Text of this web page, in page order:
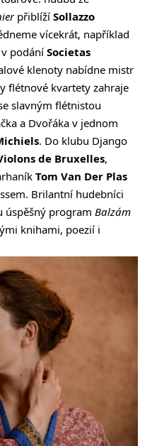
přiblíží Sollazzo
vícekrát, například
podání Societas
klenoty nabídne mistr
flétnové kvartety zahraje
slavným flétnistou
a Dvořáka v jednom
. Do klubu Django
de Bruxelles,
Tom Van Der Plas
Brilantní hudebníci
úspěšný program Balzám
knihami, poezií i